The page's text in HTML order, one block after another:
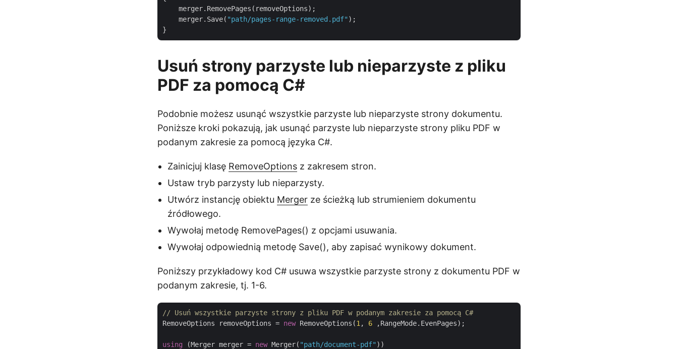
    merger.RemovePages(removeOptions);
    merger.Save(
"path/pages-range-removed.pdf" );
Usuń strony parzyste lub nieparzyste z pliku
PDF za pomocą C#
Podobnie możesz usunąć wszystkie parzyste lub nieparzyste strony dokumentu.
Poniższe kroki pokazują, jak usunąć parzyste lub nieparzyste strony pliku PDF w
podanym zakresie za pomocą języka C#.
Zainicjuj klasę RemoveOptions z zakresem stron.
Ustaw tryb parzysty lub nieparzysty.
Utwórz instancję obiektu Merger ze ścieżką lub strumieniem dokumentu
źródłowego.
Wywołaj metodę RemovePages() z opcjami usuwania.
Wywołaj odpowiednią metodę Save(), aby zapisać wynikowy dokument.
Poniższy przykładowy kod C# usuwa wszystkie parzyste strony z dokumentu PDF w
podanym zakresie, tj. 1-6.
// Usuń wszystkie parzyste strony z pliku PDF w podanym zakresie za pomocą C#
RemoveOptions removeOptions = new RemoveOptions(1 , 6 ,RangeMode.EvenPages);
using (Merger merger = new Merger( "path/document-pdf" ))